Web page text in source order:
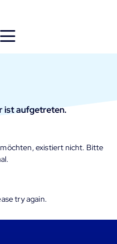
öffnen
ist aufgetreten.
existiert nicht. Bitte
try again.